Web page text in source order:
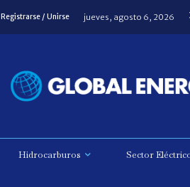
Registrarse / Unirse jueves, agosto 6, 2026
Hidrocarburos Sector